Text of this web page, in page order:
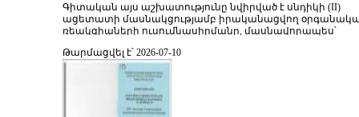
NH-թթուների հետ
Գիտական այս աշխատությունը նվիրված է սնդիկի (II)
ացետատի մասնակցությամբ իրականացվող
ռեակցիաների ուսումնասիրմանը, մասնավորապես՝
փոխազդեցությանը CH- և NH-թթուների հետ։ Գրքում
ներկայացվում են համապատասխան ռեակցիոն
համակարգերի տեսական և փորձարարական
ուսումնասիրությունները, բացահայտվում են
ռեակցիաների ընթացքի օրինաչափությունները,
փուլերը և վերջնական արտադրանքների առաջացման
Թարմացվել է՝ 2026-07-10